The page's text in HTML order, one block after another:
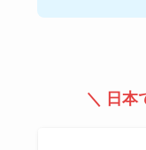
＼ 日本